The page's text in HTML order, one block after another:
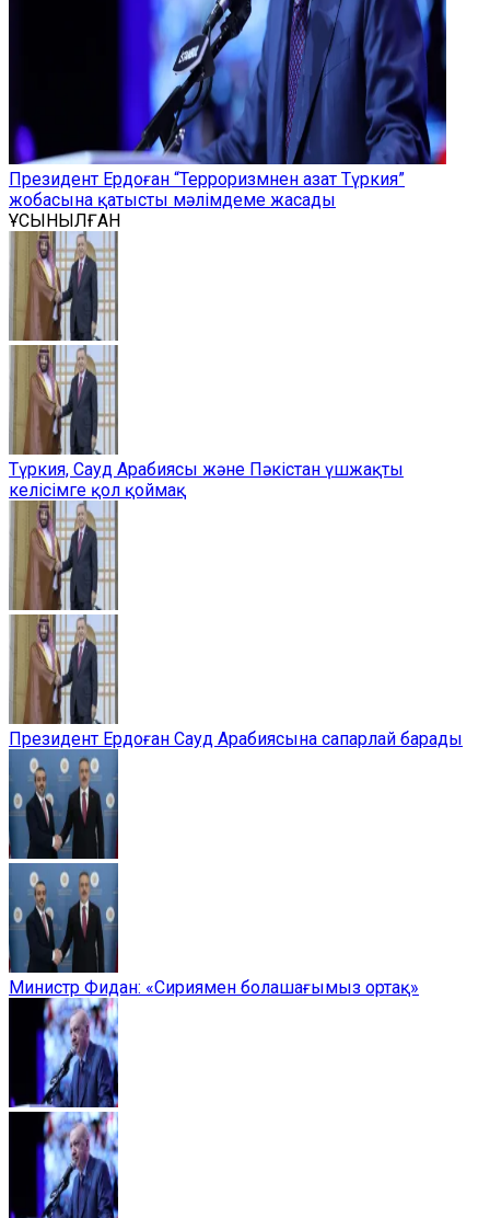
Президент Ердоған “Терроризмнен азат Түркия”
жобасына қатысты мәлімдеме жасады
ҰСЫНЫЛҒАН
Түркия, Сауд Арабиясы және Пәкістан үшжақты
келісімге қол қоймақ
Президент Ердоған Сауд Арабиясына сапарлай барады
Министр Фидан: «Сириямен болашағымыз ортақ»